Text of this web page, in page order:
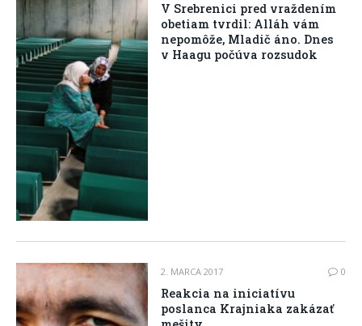
V Srebrenici pred vraždením
obetiam tvrdil: Alláh vám
nepomôže, Mladič áno. Dnes
v Haagu počúva rozsudok
2. MARCA 2017 0
Reakcia na iniciatívu
poslanca Krajniaka zakázať